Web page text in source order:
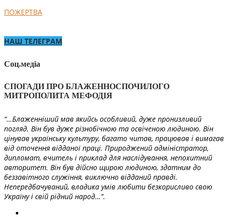
ПОЖЕРТВА
НАШ ТЕЛЕГРАМ
Соц.медіа
СПОГАДИ ПРО БЛАЖЕННОСПОЧИЛОГО
МИТРОПОЛИТА МЕФОДІЯ
“…Блаженніший мав якийсь особливий, дуже пронизливий
погляд. Він був дуже різнобічною та освіченою людиною. Він
цінував українську культуру, багато читав, працював і вимагав
від оточення відданої праці. Природжений адміністратор,
дипломат, вчитель і приклад для наслідування, непохитний
авторитет. Він був дійсно щирою людиною, здатним до
беззавітного служіння, виключно відданий правді.
Непередбачуваний, владика умів любити безкорисливо свою
Україну і свій рідний народ…”.